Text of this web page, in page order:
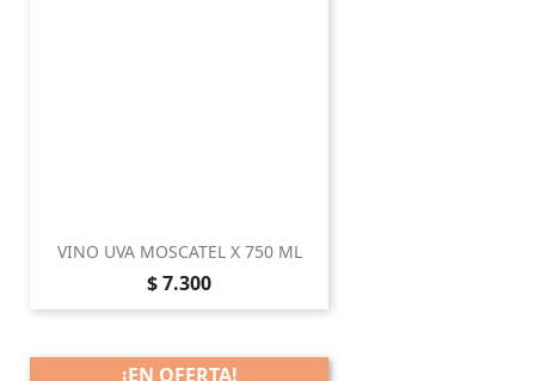
VINO UVA MOSCATEL X 750 ML
Precio
$ 7.300
¡EN OFERTA!